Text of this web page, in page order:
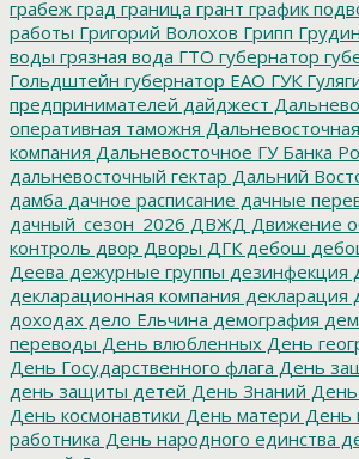
грабеж град граница грант график
работы Григорий Волохов Грипп
воды грязная вода ГТО губернатор
Гольдштейн губернатор ЕАО ГУК
предпринимателей дайджест
оперативная таможня
компания Дальневосточное ГУ Банка
дальневосточный гектар Дальний
дамба дачное расписание дачные
дачный_сезон_2026 ДВЖД Движение
контроль двор Дворы ДГК дебош
Деева дежурные группы дезинфекция
декларационная компания декларация
доходах дело Ельчина демография
переводы День влюбленных День
День Государственного флага День
день защиты детей День Знаний
День космонавтики День матери День
работника День народного единства